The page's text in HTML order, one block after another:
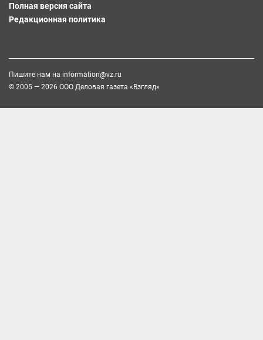
Полная версия сайта
Редакционная политика
Пишите нам на information@vz.ru
© 2005 — 2026 ООО Деловая газета «Взгляд»